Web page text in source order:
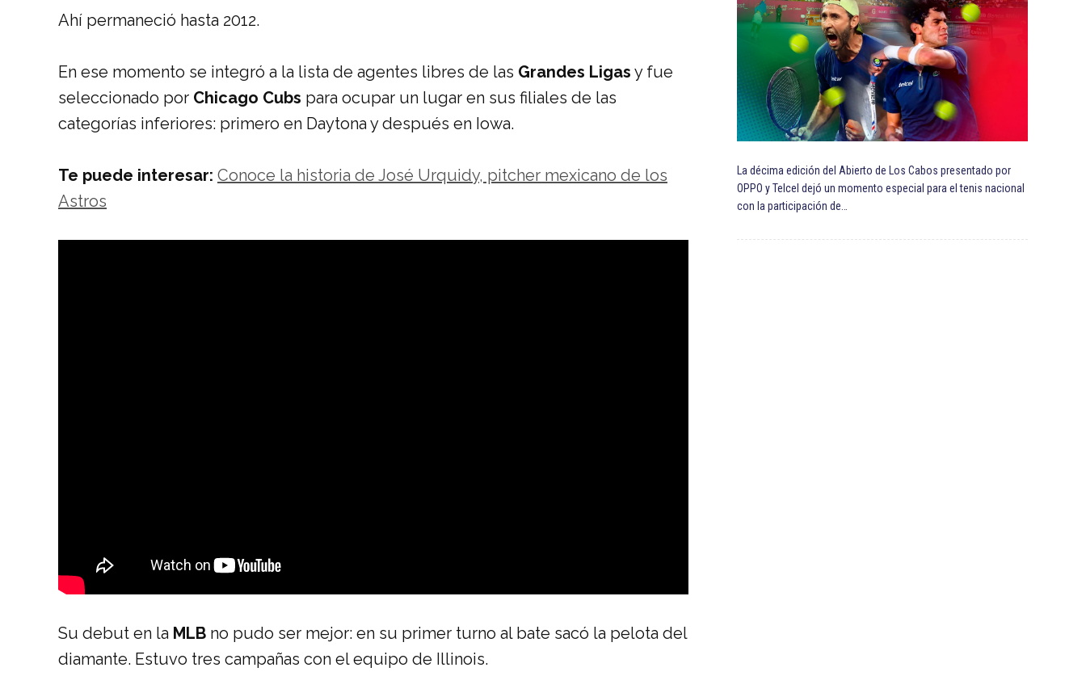
Ahí permaneció hasta 2012.
En ese momento se integró a la lista de agentes libres de las Grandes Ligas y fue
seleccionado por Chicago Cubs para ocupar un lugar en sus filiales de las
categorías inferiores: primero en Daytona y después en Iowa.
Te puede interesar: Conoce la historia de José Urquidy, pitcher mexicano de los
Astros
Su debut en la MLB no pudo ser mejor: en su primer turno al bate sacó la pelota del
diamante. Estuvo tres campañas con el equipo de Illinois.
La décima edición del Abierto de Los Cabos presentado por
OPPO y Telcel dejó un momento especial para el tenis nacional
con la participación de…